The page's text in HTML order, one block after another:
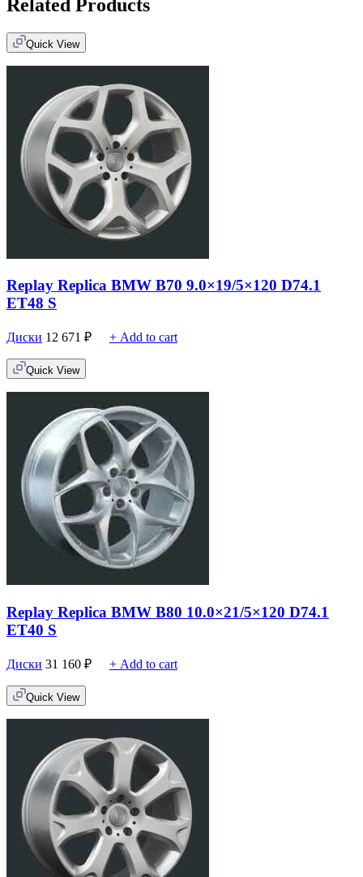
Related Products
Quick View
Replay Replica BMW B70 9.0×19/5×120 D74.1
ET48 S
Диски 12 671 ₽ + Add to cart
Quick View
Replay Replica BMW B80 10.0×21/5×120 D74.1
ET40 S
Диски 31 160 ₽ + Add to cart
Quick View